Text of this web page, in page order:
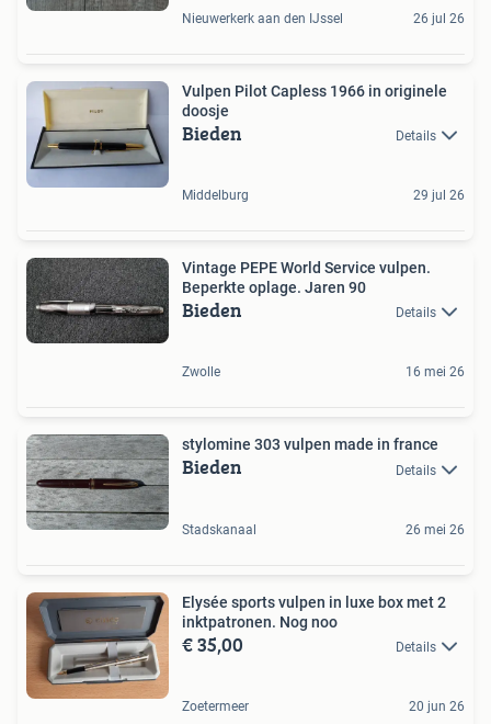
Nieuwerkerk aan den IJssel 26 jul 26
Vulpen Pilot Capless 1966 in originele
doosje
Bieden Details
Middelburg 29 jul 26
Vintage PEPE World Service vulpen.
Beperkte oplage. Jaren 90
Bieden Details
Zwolle 16 mei 26
stylomine 303 vulpen made in france
Bieden Details
Stadskanaal 26 mei 26
Elysée sports vulpen in luxe box met 2
inktpatronen. Nog noo
€ 35,00 Details
Zoetermeer 20 jun 26